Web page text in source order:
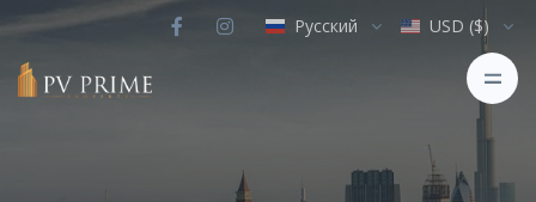
Русский USD ($)